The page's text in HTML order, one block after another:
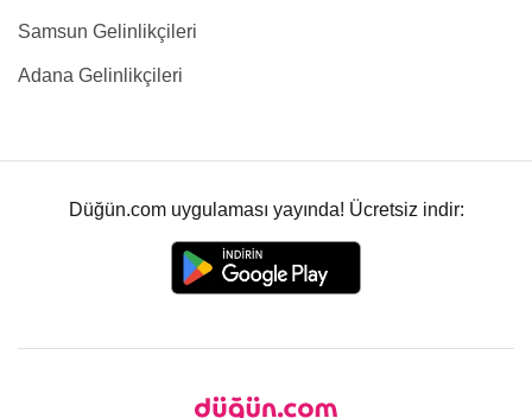
Samsun Gelinlikçileri
Adana Gelinlikçileri
Düğün.com uygulaması yayında! Ücretsiz indir: